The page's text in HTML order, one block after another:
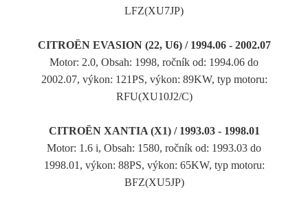
LFZ(XU7JP)
CITROËN EVASION (22, U6) / 1994.06 - 2002.07
Motor: 2.0, Obsah: 1998, ročník od: 1994.06 do
2002.07, výkon: 121PS, výkon: 89KW, typ motoru:
RFU(XU10J2/C)
CITROËN XANTIA (X1) / 1993.03 - 1998.01
Motor: 1.6 i, Obsah: 1580, ročník od: 1993.03 do
1998.01, výkon: 88PS, výkon: 65KW, typ motoru:
BFZ(XU5JP)